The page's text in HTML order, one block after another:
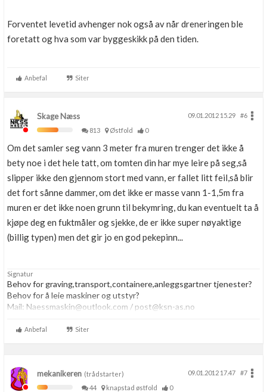
Forventet levetid avhenger nok også av når dreneringen ble
foretatt og hva som var byggeskikk på den tiden.
Anbefal Siter
Skage Næss 09.01.2012 15.29
#6
813
Østfold 0
Om det samler seg vann 3 meter fra muren trenger det ikke å
bety noe i det hele tatt, om tomten din har mye leire på seg,så
slipper ikke den gjennom stort med vann, er fallet litt feil,så blir
det fort sånne dammer, om det ikke er masse vann 1-1,5m fra
muren er det ikke noen grunn til bekymring, du kan eventuelt ta å
kjøpe deg en fuktmåler og sjekke, de er ikke super nøyaktige
(billig typen) men det gir jo en god pekepinn...
Signatur
Behov for graving,transport,containere,anleggsgartner tjenester?
Behov for å leie maskiner og utstyr?
Mail: Naessmaskin@outlook.com / post@ksn-as.no
Tlf:48018107 | PM
Anbefal Siter
mekanikeren (trådstarter) 09.01.2012 17.47
#7
44
knapstad østfold 0